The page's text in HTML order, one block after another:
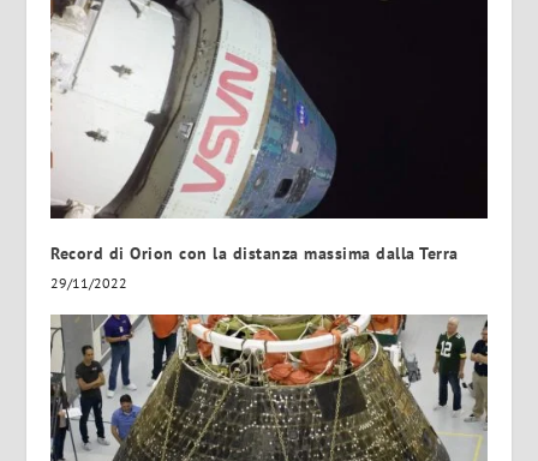
Record di Orion con la distanza massima dalla Terra
29/11/2022